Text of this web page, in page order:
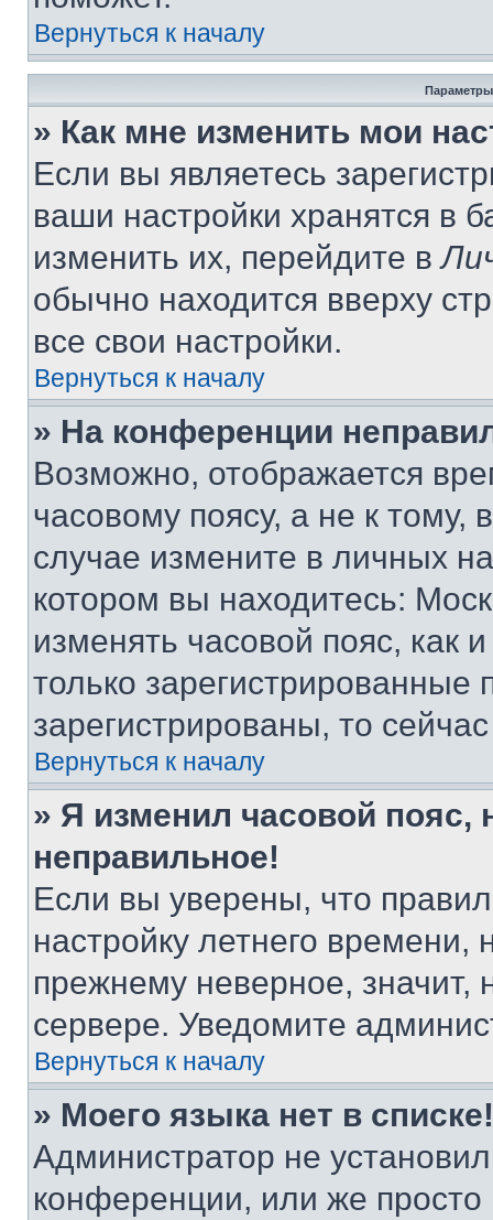
Вернуться к началу
Параметры
» Как мне изменить мои
Если вы являетесь
ваши настройки хранятся в
изменить их, перейдите в
обычно находится вверху
все свои настройки.
Вернуться к началу
» На конференции
Возможно, отображается
часовому поясу, а не к тому,
случае измените в личных
котором вы находитесь:
изменять часовой пояс, как
только
зарегистрированы, то
Вернуться к началу
» Я изменил часовой пояс,
неправильное!
Если вы уверены, что
настройку летнего
прежнему неверное, значит,
сервере. Уведомите
Вернуться к началу
» Моего языка нет в списке!
Администратор не
конференции, или же